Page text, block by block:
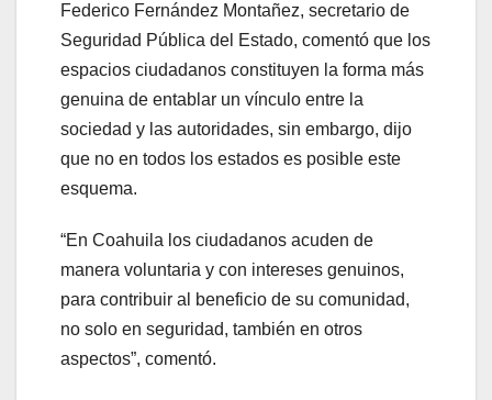
Federico Fernández Montañez, secretario de
Seguridad Pública del Estado, comentó que los
espacios ciudadanos constituyen la forma más
genuina de entablar un vínculo entre la
sociedad y las autoridades, sin embargo, dijo
que no en todos los estados es posible este
esquema.
“En Coahuila los ciudadanos acuden de
manera voluntaria y con intereses genuinos,
para contribuir al beneficio de su comunidad,
no solo en seguridad, también en otros
aspectos”, comentó.